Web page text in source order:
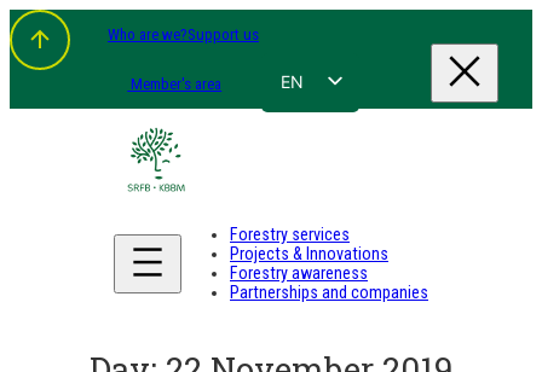
Skip
to
content
Who are we?Support us
Member's area EN
DE
Forestry services
Projects & Innovations
Forestry awareness
Partnerships and companies